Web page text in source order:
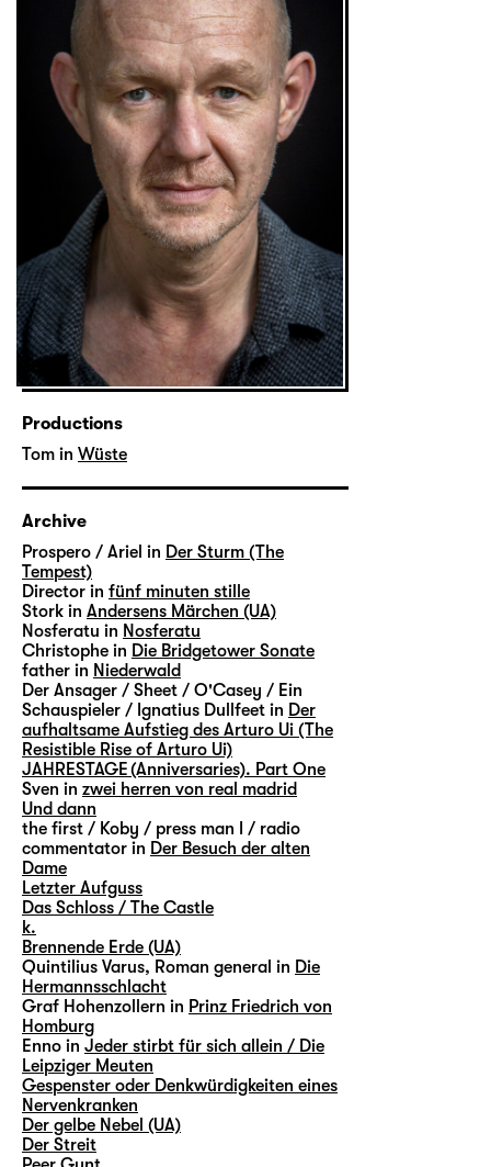
Productions
Tom in Wüste
Archive
Prospero / Ariel in Der Sturm (The
Tempest)
Director in fünf minuten stille
Stork in Andersens Märchen (UA)
Nosferatu in Nosferatu
Christophe in Die Bridgetower Sonate
father in Niederwald
Der Ansager / Sheet / O'Casey / Ein
Schauspieler / Ignatius Dullfeet in Der
aufhaltsame Aufstieg des Arturo Ui (The
Resistible Rise of Arturo Ui)
JAHRESTAGE (Anniversaries). Part One
Sven in zwei herren von real madrid
Und dann
the first / Koby / press man I / radio
commentator in Der Besuch der alten
Dame
Letzter Aufguss
Das Schloss / The Castle
k.
Brennende Erde (UA)
Quintilius Varus, Roman general in Die
Hermannsschlacht
Graf Hohenzollern in Prinz Friedrich von
Homburg
Enno in Jeder stirbt für sich allein / Die
Leipziger Meuten
Gespenster oder Denkwürdigkeiten eines
Nervenkranken
Der gelbe Nebel (UA)
Der Streit